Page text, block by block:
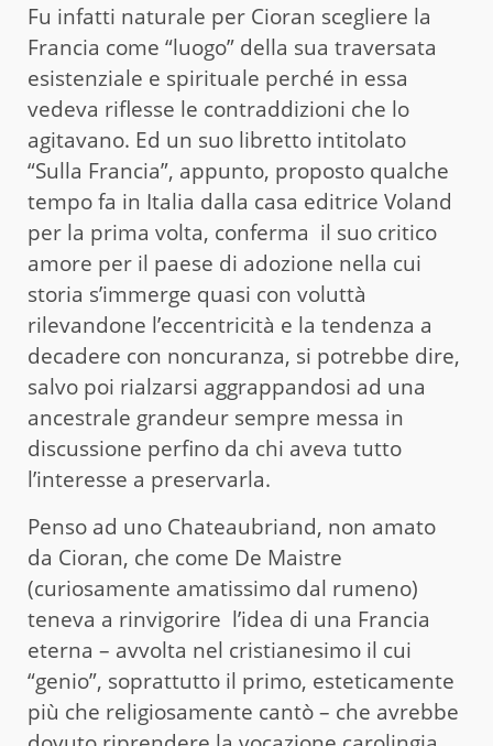
Fu infatti naturale per Cioran scegliere la
Francia come “luogo” della sua traversata
esistenziale e spirituale perché in essa
vedeva riflesse le contraddizioni che lo
agitavano. Ed un suo libretto intitolato
“Sulla Francia”, appunto, proposto qualche
tempo fa in Italia dalla casa editrice Voland
per la prima volta, conferma il suo critico
amore per il paese di adozione nella cui
storia s’immerge quasi con voluttà
rilevandone l’eccentricità e la tendenza a
decadere con noncuranza, si potrebbe dire,
salvo poi rialzarsi aggrappandosi ad una
ancestrale grandeur sempre messa in
discussione perfino da chi aveva tutto
l’interesse a preservarla.
Penso ad uno Chateaubriand, non amato
da Cioran, che come De Maistre
(curiosamente amatissimo dal rumeno)
teneva a rinvigorire l’idea di una Francia
eterna – avvolta nel cristianesimo il cui
“genio”, soprattutto il primo, esteticamente
più che religiosamente cantò – che avrebbe